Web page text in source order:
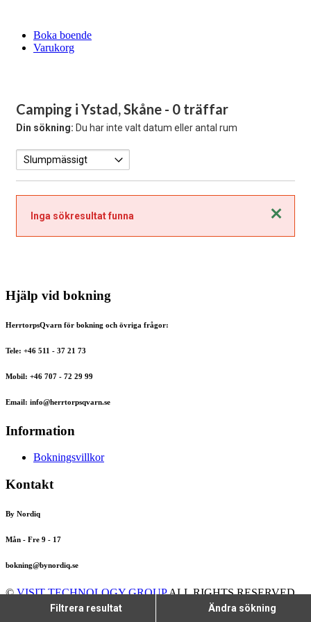
Boka boende
Varukorg
Camping i Ystad, Skåne - 0 träffar
Din sökning: Du har inte valt datum eller antal rum
Stäng
Inga sökresultat funna
Filtrera resultat Ändra sökning
Hjälp vid bokning
HerrtorpsQvarn för bokning och övriga frågor:
Tele: +46 511 - 37 21 73
Mobil: +46 707 - 72 29 99
Email: info@herrtorpsqvarn.se
Information
Bokningsvillkor
Kontakt
By Nordiq
Mån - Fre 9 - 17
bokning@bynordiq.se
©VISIT TECHNOLOGY GROUPALL RIGHTS RESERVED
CITYBREAK™ INFORMATION & RESERVATION SYSTEM